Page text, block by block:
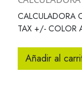
CALCULADORA
TAX +/- COLOR
Añadir al